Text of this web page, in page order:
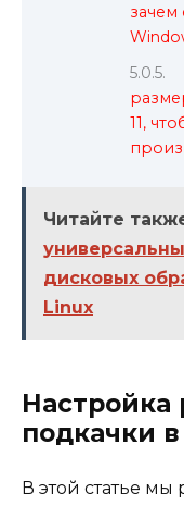
зачем
11,
Читайте
дисковых
Linux
Настройка
подкачки в
В этой статье